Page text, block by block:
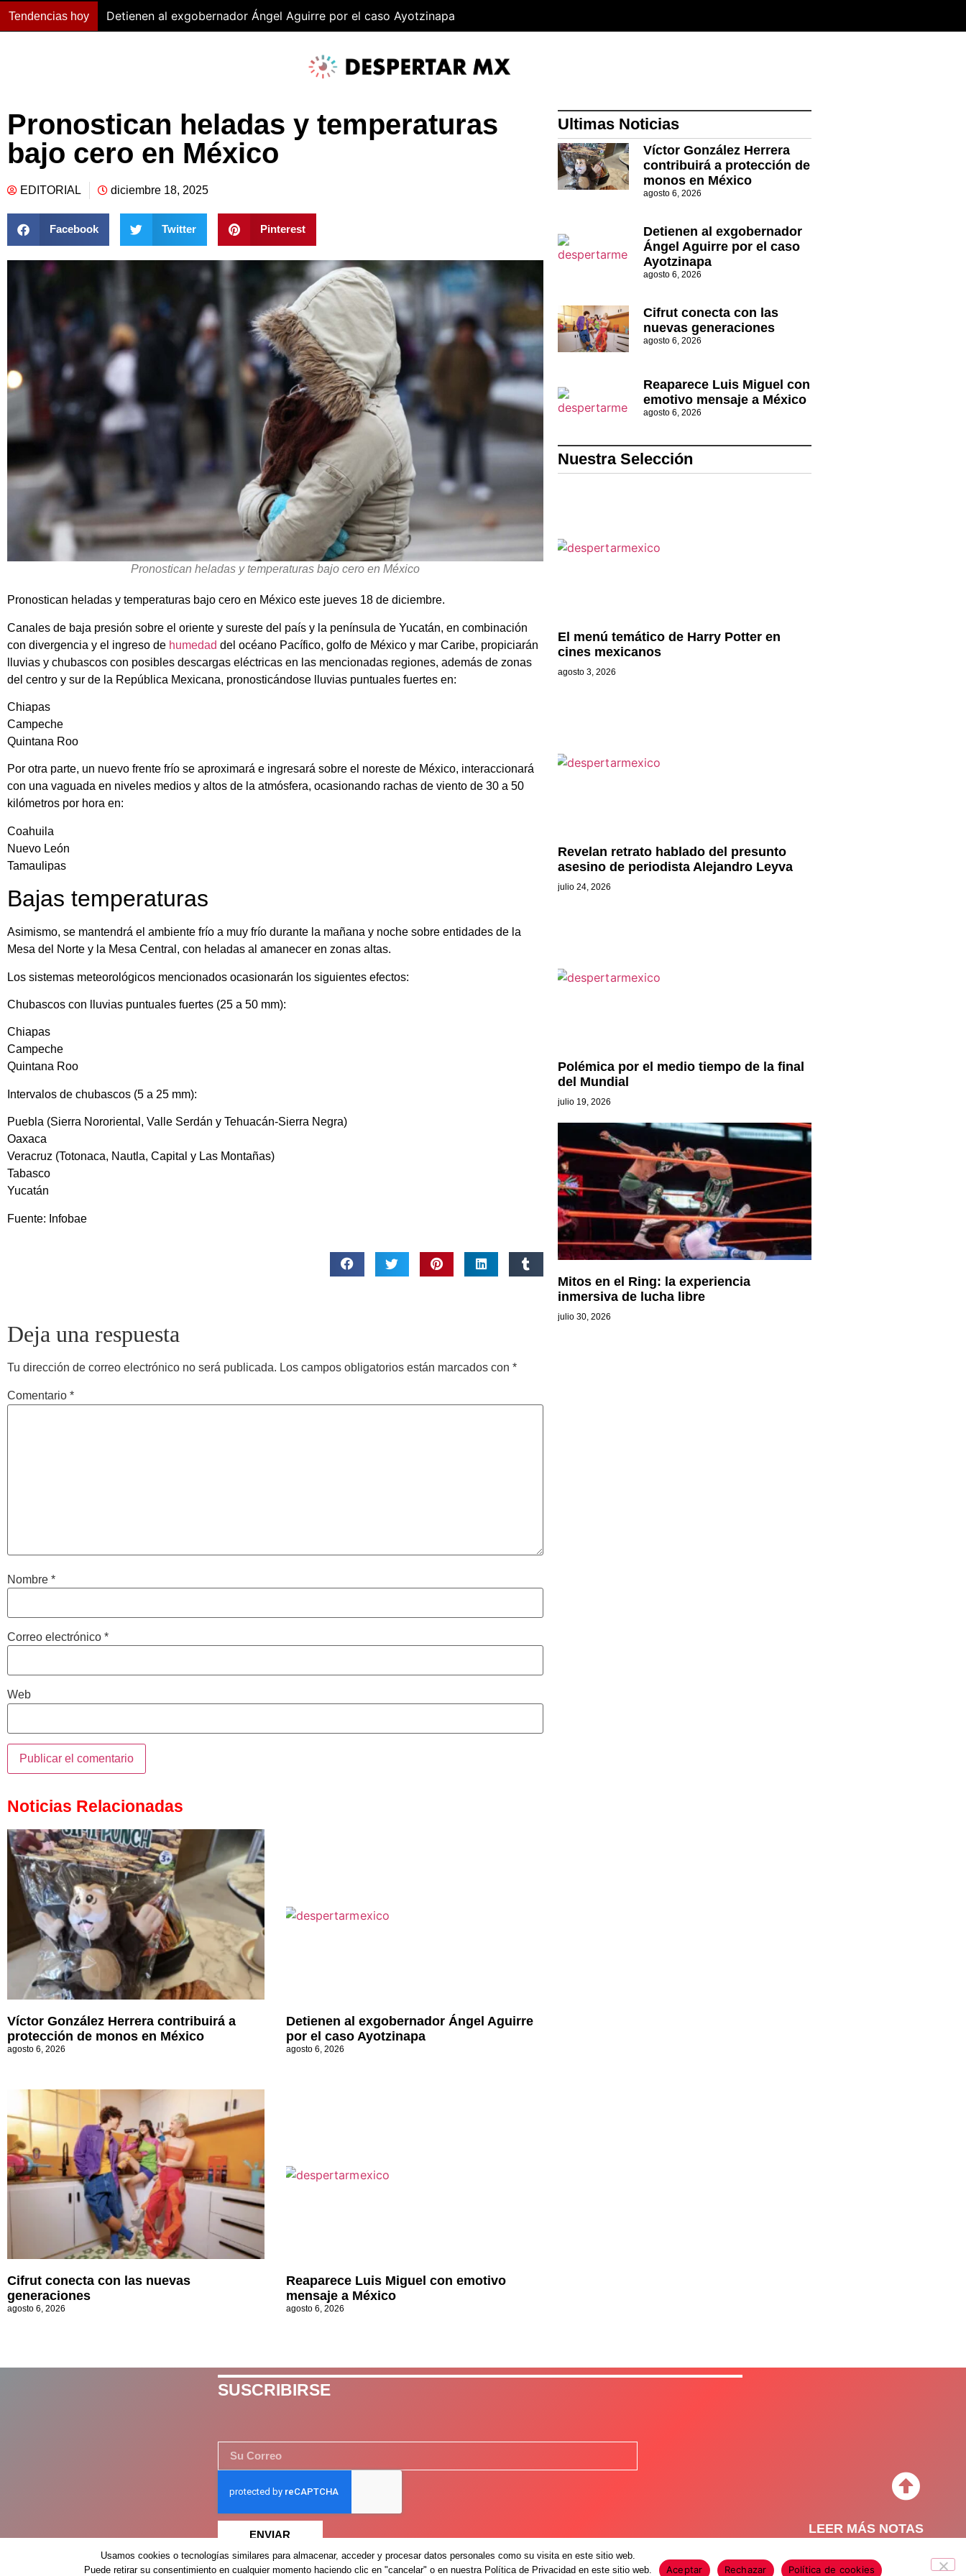
Tendencias hoy Detienen al exgobernador Ángel Aguirre por el caso Ayotzinapa
Pronostican heladas y temperaturas
bajo cero en México
EDITORIAL diciembre 18, 2025
Facebook Twitter Pinterest
Pronostican heladas y temperaturas bajo cero en México
Pronostican heladas y temperaturas bajo cero en México este jueves 18 de diciembre.
Canales de baja presión sobre el oriente y sureste del país y la península de Yucatán, en combinación
con divergencia y el ingreso de humedad del océano Pacífico, golfo de México y mar Caribe, propiciarán
lluvias y chubascos con posibles descargas eléctricas en las mencionadas regiones, además de zonas
del centro y sur de la República Mexicana, pronosticándose lluvias puntuales fuertes en:
Chiapas
Campeche
Quintana Roo
Por otra parte, un nuevo frente frío se aproximará e ingresará sobre el noreste de México, interaccionará
con una vaguada en niveles medios y altos de la atmósfera, ocasionando rachas de viento de 30 a 50
kilómetros por hora en:
Coahuila
Nuevo León
Tamaulipas
Bajas temperaturas
Asimismo, se mantendrá el ambiente frío a muy frío durante la mañana y noche sobre entidades de la
Mesa del Norte y la Mesa Central, con heladas al amanecer en zonas altas.
Los sistemas meteorológicos mencionados ocasionarán los siguientes efectos:
Chubascos con lluvias puntuales fuertes (25 a 50 mm):
Chiapas
Campeche
Quintana Roo
Intervalos de chubascos (5 a 25 mm):
Puebla (Sierra Nororiental, Valle Serdán y Tehuacán-Sierra Negra)
Oaxaca
Veracruz (Totonaca, Nautla, Capital y Las Montañas)
Tabasco
Yucatán
Fuente: Infobae
Deja una respuesta
Tu dirección de correo electrónico no será publicada. Los campos obligatorios están marcados con *
Comentario *
Nombre *
Correo electrónico *
Web
Noticias Relacionadas
Víctor González Herrera contribuirá a
protección de monos en México
agosto 6, 2026
Detienen al exgobernador Ángel Aguirre
por el caso Ayotzinapa
agosto 6, 2026
Cifrut conecta con las nuevas
generaciones
agosto 6, 2026
Reaparece Luis Miguel con emotivo
mensaje a México
agosto 6, 2026
Ultimas Noticias
Víctor González Herrera
contribuirá a protección de
monos en México
agosto 6, 2026
Detienen al exgobernador
Ángel Aguirre por el caso
Ayotzinapa
agosto 6, 2026
Cifrut conecta con las
nuevas generaciones
agosto 6, 2026
Reaparece Luis Miguel con
emotivo mensaje a México
agosto 6, 2026
Nuestra Selección
El menú temático de Harry Potter en
cines mexicanos
agosto 3, 2026
Revelan retrato hablado del presunto
asesino de periodista Alejandro Leyva
julio 24, 2026
Polémica por el medio tiempo de la final
del Mundial
julio 19, 2026
Mitos en el Ring: la experiencia
inmersiva de lucha libre
julio 30, 2026
SUSCRIBIRSE
ENVIAR LEER MÁS NOTAS
Despertar México – 2026 – Derechos Reservados ©
Usamos cookies o tecnologías similares para almacenar, acceder y procesar datos personales como su visita en este sitio web.
Puede retirar su consentimiento en cualquier momento haciendo clic en "cancelar" o en nuestra Política de Privacidad en este sitio web.
Aceptar Rechazar Política de cookies